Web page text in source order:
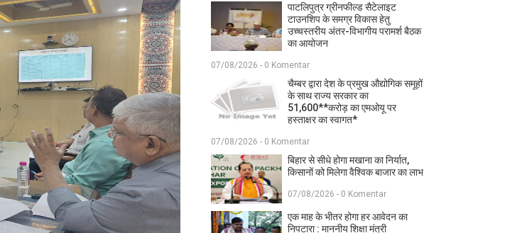
पाटलिपुत्र ग्रीनफील्ड सैटेलाइट
टाउनशिप के समग्र विकास हेतु
उच्चस्तरीय अंतर-विभागीय परामर्श बैठक
का आयोजन
07/08/2026 - 0 Komentar
चैम्बर द्वारा देश के प्रमुख औद्योगिक समूहों
के साथ राज्य सरकार का
51,600**करोड़ का एमओयू पर
हस्ताक्षर का स्वागत*
07/08/2026 - 0 Komentar
बिहार से सीधे होगा मखाना का निर्यात,
किसानों को मिलेगा वैश्विक बाजार का लाभ
07/08/2026 - 0 Komentar
एक माह के भीतर होगा हर आवेदन का
निपटारा : माननीय शिक्षा मंत्री